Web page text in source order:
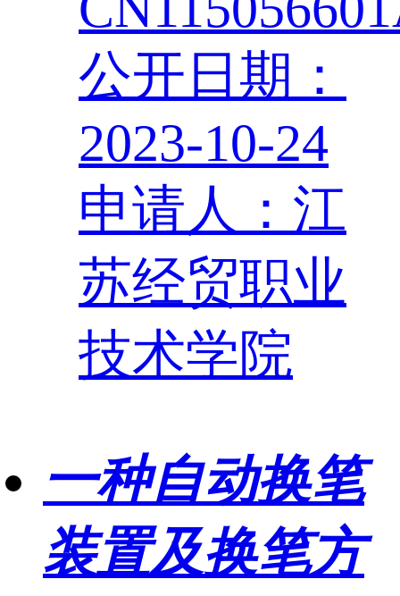
公开日期：
2023-10-24
申请人：江
苏经贸职业
技术学院
一种自动换笔
装置及换笔方